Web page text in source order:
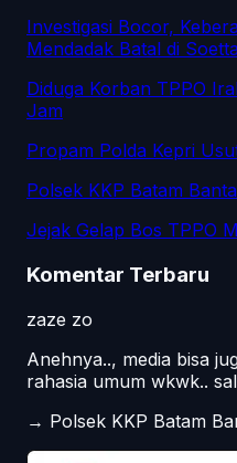
Investigasi Bocor,
Mendadak Batal di
Diduga Korban TPPO
Jam
Propam Polda Kepri
Polsek KKP Batam
Jejak Gelap Bos TPPO
Komentar Terbaru
zaze zo
Anehnya.., media bisa
rahasia umum wkwk..
→ Polsek KKP Batam